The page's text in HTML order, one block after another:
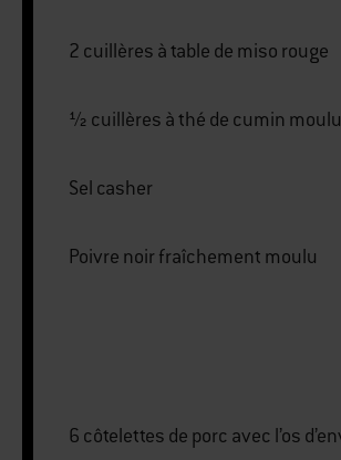
2 cuillères à table de miso rouge
½ cuillères à thé de cumin moulu
Sel casher
Poivre noir fraîchement moulu
6 côtelettes de porc avec l’os d’environ 225